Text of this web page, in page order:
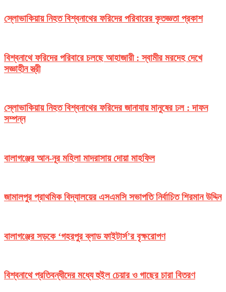
স্লোভাকিয়ায় নিহত বিশ্বনাথের ফরিদের পরিবারের কৃতজ্ঞতা প্রকাশ
বিশ্বনাথে ফরিদের পরিবারে চলছে আহাজারী : স্বামীর মরদেহ দেখে
সজ্ঞাহীন স্ত্রী
স্লোভাকিয়ায় নিহত বিশ্বনাথের ফরিদের জানাযায় মানুষের ঢল : দাফন
সম্পন্ন
বালাগঞ্জের আন-নূর মহিলা মাদরাসায় দোয়া মাহফিল
জামালপুর প্রাথমিক বিদ্যালয়ের এসএমসি সভাপতি নির্বাচিত শিরমান উদ্দিন
বালাগঞ্জের সড়কে ‘গহরপুর ব্লাড ফাইটার্স’র বৃক্ষরোপণ
বিশ্বনাথে প্রতিবন্ধীদের মধ্যে হুইল চেয়ার ও গাছের চারা বিতরণ